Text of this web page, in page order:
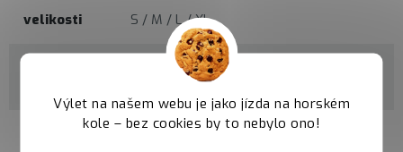
Výlet na našem webu je jako jízda na horském
kole – bez cookies by to nebylo ono!
velikosti S / M / L / XL
100% CrMo Butted